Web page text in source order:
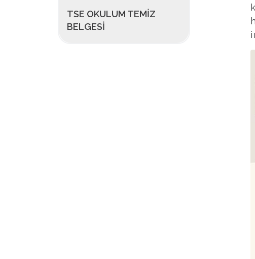
TSE OKULUM TEMIZ
BELGESI